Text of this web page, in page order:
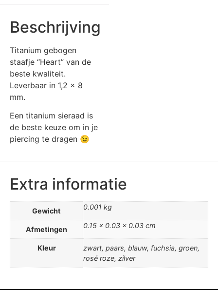
Beschrijving
Titanium gebogen
staafje “Heart” van de
beste kwaliteit.
Leverbaar in 1,2 x 8
mm.
Een titanium sieraad is
de beste keuze om in je
piercing te dragen 😉
Extra informatie
Gewicht 0.001 kg
Afmetingen 0.15 × 0.03 × 0.03 cm
Kleur
zwart, paars, blauw, fuchsia, groen,
rosé roze, zilver